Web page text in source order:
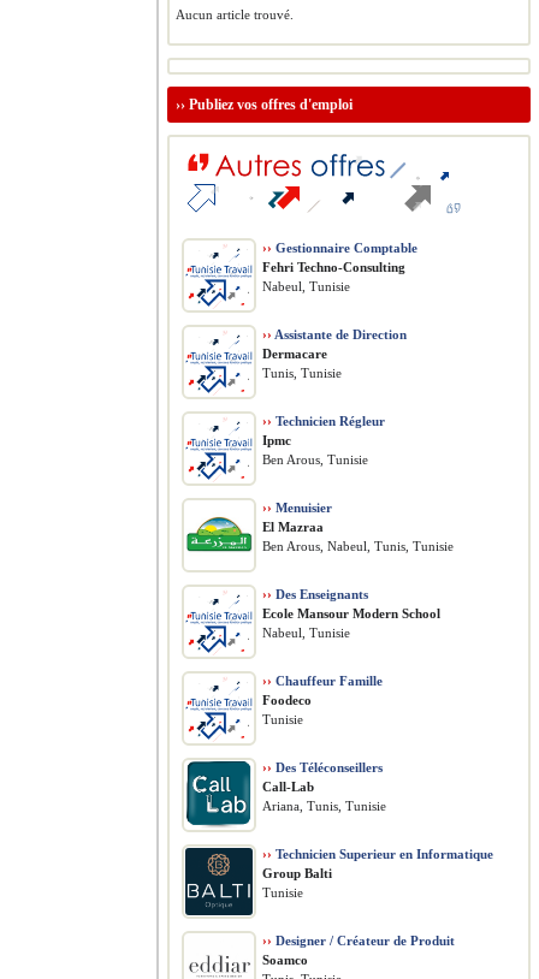
Aucun article trouvé.
›› Publiez vos offres d'emploi
›› Gestionnaire Comptable
Fehri Techno-Consulting
Nabeul, Tunisie
›› Assistante de Direction
Dermacare
Tunis, Tunisie
›› Technicien Régleur
Ipmc
Ben Arous, Tunisie
›› Menuisier
El Mazraa
Ben Arous, Nabeul, Tunis, Tunisie
›› Des Enseignants
Ecole Mansour Modern School
Nabeul, Tunisie
›› Chauffeur Famille
Foodeco
Tunisie
›› Des Téléconseillers
Call-Lab
Ariana, Tunis, Tunisie
›› Technicien Superieur en Informatique
Group Balti
Tunisie
›› Designer / Créateur de Produit
Soamco